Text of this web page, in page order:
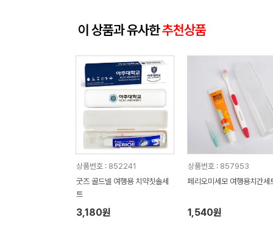
이 상품과 유사한추천상품
상품번호 : 852241
굿즈 골드넬 여행용 치약칫솔세
트
3,180원
상품번호 : 857953
페리오미세모 여행용치간세
1,540원